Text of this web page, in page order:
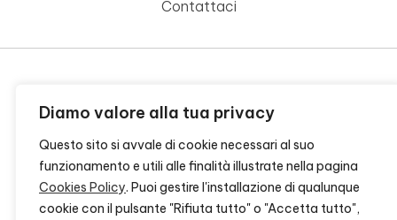
Diamo valore alla tua privacy
Questo sito si avvale di cookie necessari al suo
funzionamento e utili alle finalità illustrate nella pagina
Cookies Policy. Puoi gestire l'installazione di qualunque
cookie con il pulsante "Rifiuta tutto" o "Accetta tutto",
Contattaci
CREDITS